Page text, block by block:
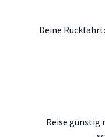
Deine
Reise günstig